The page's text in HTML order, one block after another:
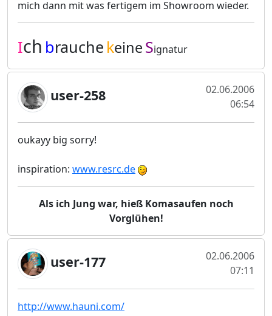
mich dann mit was fertigem im Showroom wieder.
Ich brauche keineSignatur
user-258
02.06.2006
06:54
oukayy big sorry!
inspiration: www.resrc.de
Als ich Jung war, hieß Komasaufen noch
Vorglühen!
user-177
02.06.2006
07:11
http://www.hauni.com/